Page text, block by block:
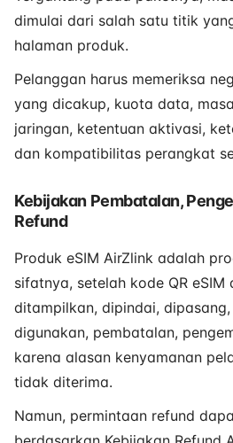
dimulai dari salah satu titik
halaman produk.
Pelanggan harus memeriksa
yang dicakup, kuota data,
jaringan, ketentuan aktivasi,
dan kompatibilitas perangkat
Kebijakan Pembatalan,
Refund
Produk eSIM AirZlink adalah
sifatnya, setelah kode QR eSIM
ditampilkan, dipindai,
digunakan, pembatalan,
karena alasan kenyamanan
tidak diterima.
Namun, permintaan refund